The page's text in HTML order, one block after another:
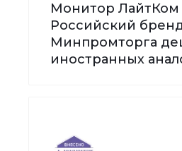
Монитор ЛайтКом
Российский
Минпромторга
иностранных